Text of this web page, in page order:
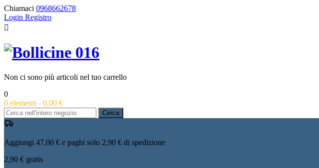
Chiamaci 0968662678
Login Registro

Non ci sono più articoli nel tuo carrello
0
0 elementi - 0,00 €
Cerca
Aggiungi 47,00 € e paghi solo 2,90 € di spedizione
2,90 € gratis